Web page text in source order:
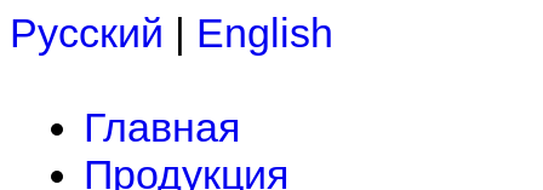
Русский | English
Главная
Продукция